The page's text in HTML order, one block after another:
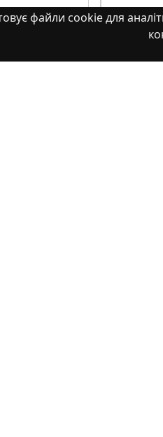
файли cookie для
Books or